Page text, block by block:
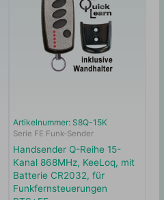
Artikelnummer: S8Q-15K
Serie FE Funk-Sender
Handsender Q-Reihe 15-
Kanal 868MHz, KeeLoq, mit
Batterie CR2032, für
Funkfernsteuerungen